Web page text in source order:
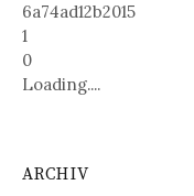
6a74ad12b2015
1
0
Loading....
ARCHIV